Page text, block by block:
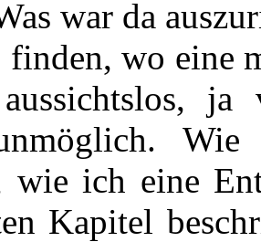
war da
finden, wo eine
ja
wie ich eine
Kapitel